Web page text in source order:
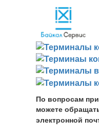
По вопросам
можете
электронной